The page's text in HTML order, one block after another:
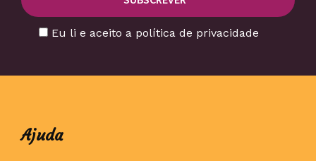
Eu li e aceito a política de privacidade
Ajuda